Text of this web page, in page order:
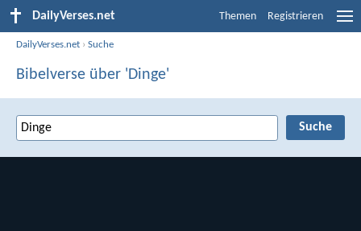
DailyVerses.net Themen Registrieren
DailyVerses.net ›Suche
Bibelverse über 'Dinge'